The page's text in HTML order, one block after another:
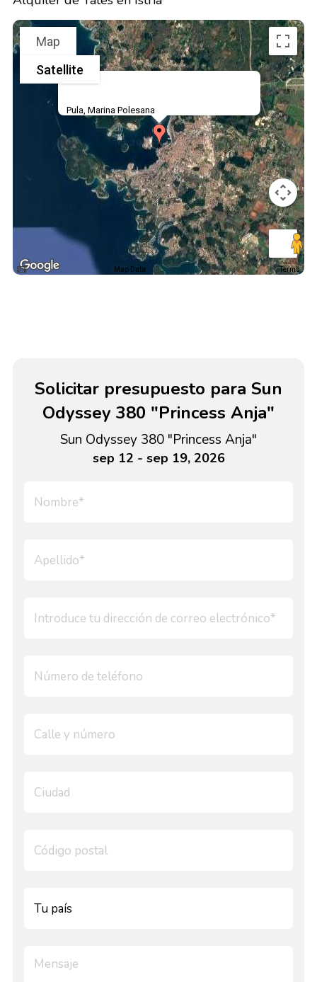
Pula, Marina Polesana
Map
Satellite
Map Data Terms
Solicitar presupuesto para Sun
Odyssey 380 "Princess Anja"
Sun Odyssey 380 "Princess Anja"
sep 12 - sep 19, 2026